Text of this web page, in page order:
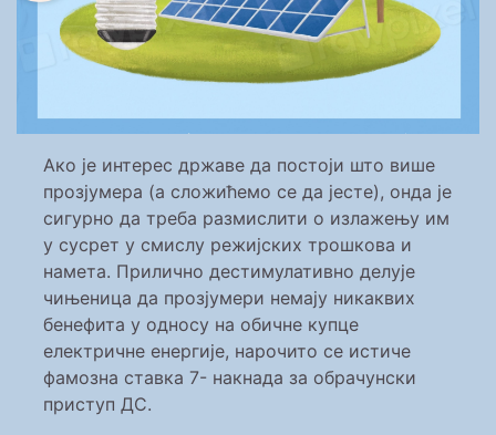
Ако је интерес државе да постоји што више
прозјумера (а сложићемо се да јесте), онда је
сигурно да треба размислити о излажењу им
у сусрет у смислу режијских трошкова и
намета. Прилично дестимулативно делује
чињеница да прозјумери немају никаквих
бенефита у односу на обичне купце
електричне енергије, нарочито се истиче
фамозна ставка 7- накнада за обрачунски
приступ ДС.